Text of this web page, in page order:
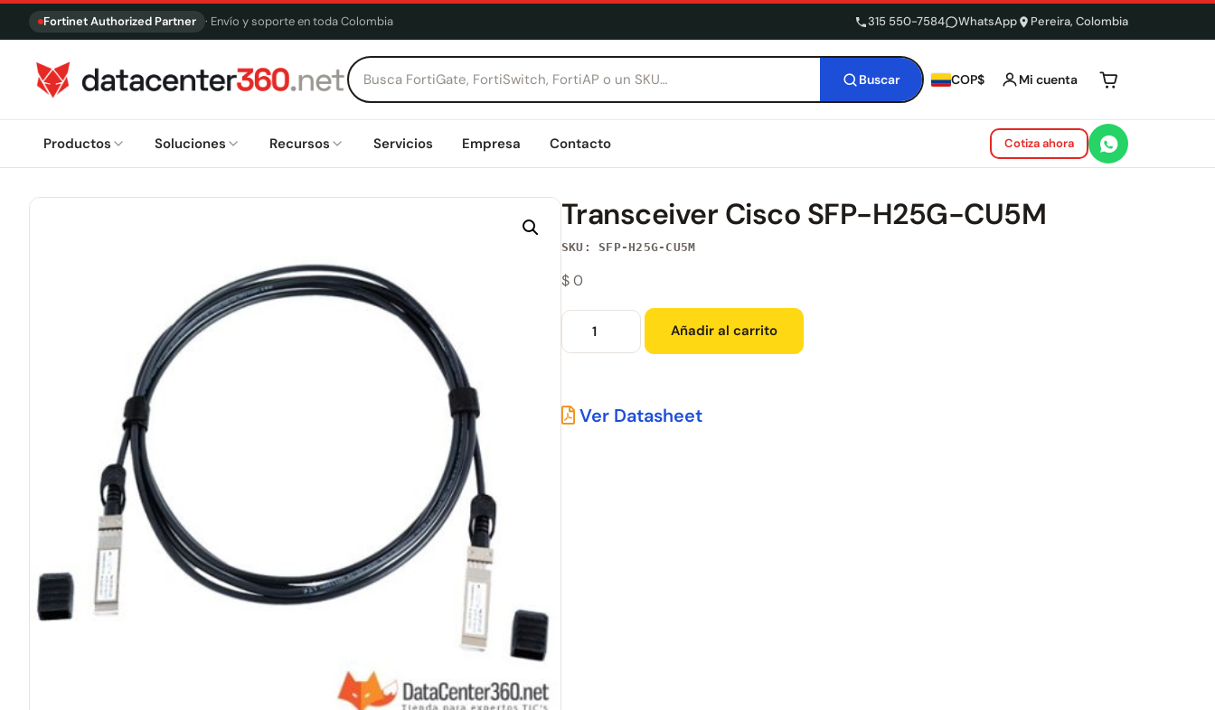
Fortinet Authorized Partner · Envío y soporte en toda Colombia 315 550-7584 WhatsApp Pereira, Colombia
Buscar COP$ Mi cuenta Tu carrito está
Productos Soluciones Recursos Servicios Empresa Contacto Cotiza ahora
Transceiver Cisco SFP-H25G-CU5M
SKU: SFP-H25G-CU5M
$0
Añadir al carrito
Ver Datasheet